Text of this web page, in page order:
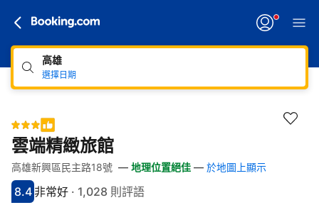
高雄
選擇日期
雲端精緻旅館
快速連結
跳至住宿介紹
跳至熱門設施
跳至客房類型
跳至訂房政策
高雄新興區民主路18號 — 地理位置絕佳 — 於地圖上顯示
分數8.4分
8.4
評比非常好
非常好 · 1,028 則評語